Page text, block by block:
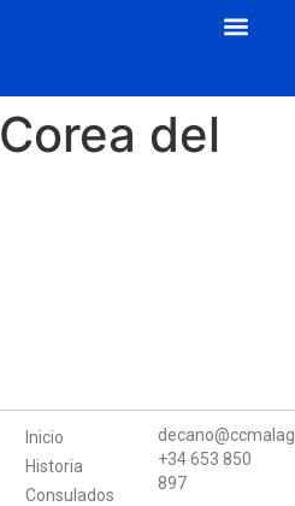
Corea del
Inicio
Historia
Consulados
+34 653 850
897